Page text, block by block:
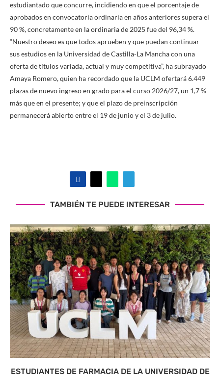
estudiantado que concurre, incidiendo en que el porcentaje de
aprobados en convocatoria ordinaria en años anteriores supera el
90 %, concretamente en la ordinaria de 2025 fue del 96,34 %.
“Nuestro deseo es que todos aprueben y que puedan continuar
sus estudios en la Universidad de Castilla-La Mancha con una
oferta de títulos variada, actual y muy competitiva”, ha subrayado
Amaya Romero, quien ha recordado que la UCLM ofertará 6.449
plazas de nuevo ingreso en grado para el curso 2026/27, un 1,7 %
más que en el presente; y que el plazo de preinscripción
permanecerá abierto entre el 19 de junio y el 3 de julio.
TAMBIÉN TE PUEDE INTERESAR
ESTUDIANTES DE FARMACIA DE LA UNIVERSIDAD DE